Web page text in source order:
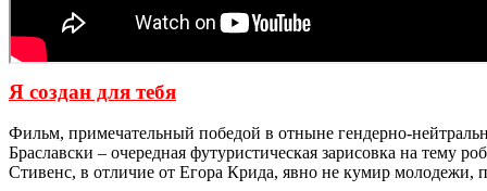
Я создан для тебя
Фильм, примечательный победой в отныне гендерно-
Браславски – очередная футуристическая зарисовка на
Стивенс, в отличие от Егора Крида, явно не кумир молодежи,